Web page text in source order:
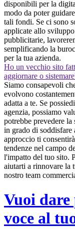
disponibili per la
modo da poter
tali fondi. Se ci sono
applicate allo
pubblicitarie,
semplificando la
per la tua azienda.
Ho un vecchio sito
aggiornare o
Siamo consapevoli
evolvono
adatta a te. Se
agenzia, possiamo
potrebbe prevedere
in grado di soddisfare
approccio ti
tendenze nel campo
l'impatto del tuo sito.
aiutarti a rinnovare la
nostro team
Vuoi dare
voce al